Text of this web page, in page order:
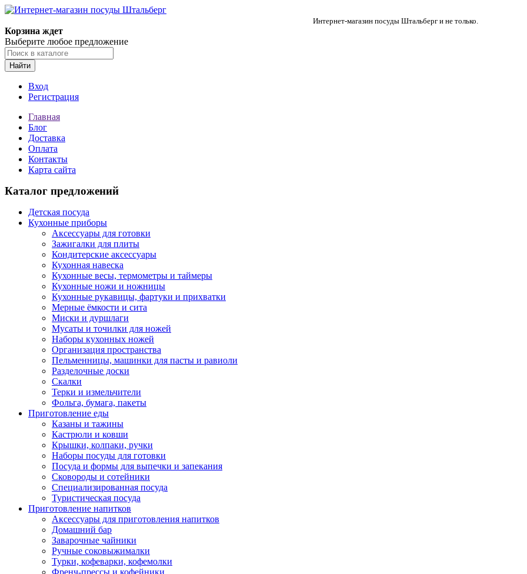
Интернет-магазин посуды Штальберг и не только.
Корзина ждет
Выберите любое предложение
Найти
Вход
Регистрация
Главная
Блог
Доставка
Оплата
Контакты
Карта сайта
Каталог предложений
Детская посуда
Кухонные приборы
Аксессуары для готовки
Зажигалки для плиты
Кондитерские аксессуары
Кухонная навеска
Кухонные весы, термометры и таймеры
Кухонные ножи и ножницы
Кухонные рукавицы, фартуки и прихватки
Мерные ёмкости и сита
Миски и дуршлаги
Мусаты и точилки для ножей
Наборы кухонных ножей
Организация пространства
Пельменницы, машинки для пасты и равиоли
Разделочные доски
Скалки
Терки и измельчители
Фольга, бумага, пакеты
Приготовление еды
Казаны и тажины
Кастрюли и ковши
Крышки, колпаки, ручки
Наборы посуды для готовки
Посуда и формы для выпечки и запекания
Сковороды и сотейники
Специализированная посуда
Туристическая посуда
Приготовление напитков
Аксессуары для приготовления напитков
Домашний бар
Заварочные чайники
Ручные соковыжималки
Турки, кофеварки, кофемолки
Френч-прессы и кофейники